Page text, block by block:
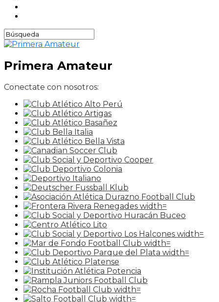
Primera Amateur
Conectate con nosotros: